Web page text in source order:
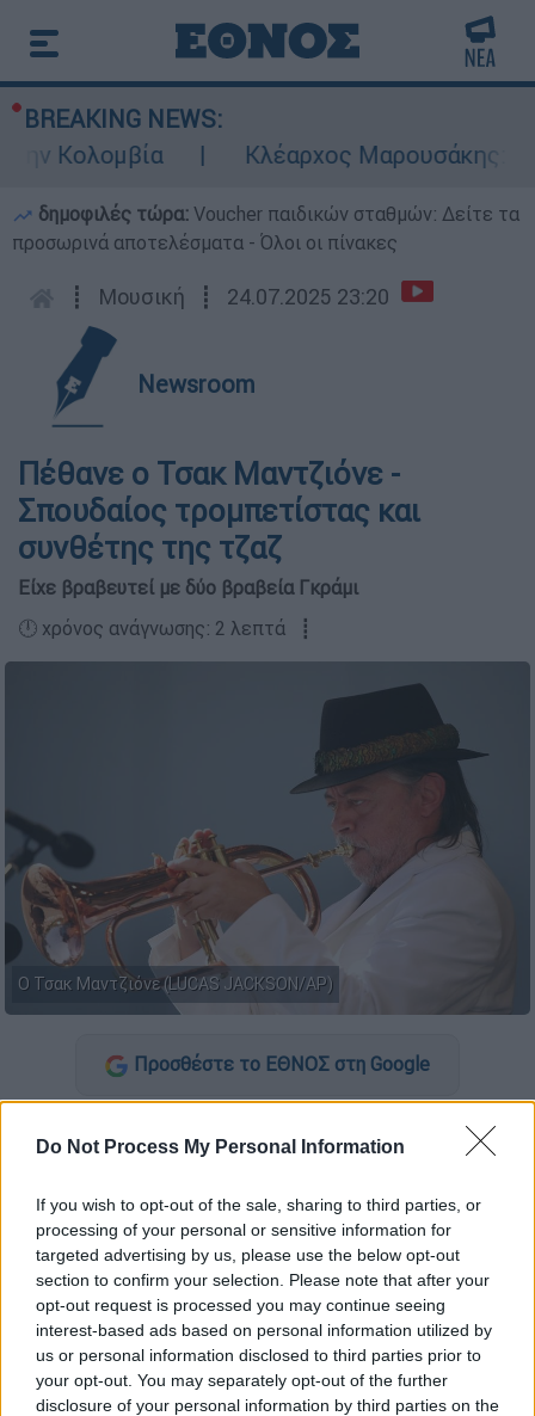
Do Not Process My Personal Information
If you wish to opt-out of the sale, sharing to third parties, or
processing of your personal or sensitive information for
targeted advertising by us, please use the below opt-out
section to confirm your selection. Please note that after your
opt-out request is processed you may continue seeing
interest-based ads based on personal information utilized by
us or personal information disclosed to third parties prior to
your opt-out. You may separately opt-out of the further
disclosure of your personal information by third parties on the
BREAKING NEWS:
Κολομβία
Κλέαρχος Μαρουσάκης:
δημοφιλές τώρα: Voucher παιδικών σταθμών: Δείτε τα
προσωρινά αποτελέσματα - Όλοι οι πίνακες
┋ Μουσική ┋ 24.07.2025 23:20
Newsroom
Πέθανε ο Τσακ Μαντζιόνε -
Σπουδαίος τρομπετίστας και
συνθέτης της τζαζ
Είχε βραβευτεί με δύο βραβεία Γκράμι
🕛 χρόνος ανάγνωσης: 2 λεπτά ┋
Ο Τσακ Μαντζιόνε (LUCAS JACKSON/AP)
Προσθέστε το ΕΘΝΟΣ στη Google
άφησε σε ηλικία 84
ετών ογνωστός τρομπετίσταςκαι
συνθέτης
της
τζαζ Τσακ Μαντζιόνε
Η είδηση έγινε γνωστή μέσωδελτίου τύπου
από γραφείο τελετών στοΡότσεστερτης
Νέας Υόρκης, με την οικογένεια του
μουσικού να δηλώνει «με βαθιά θλίψη ότι ο
Τσακ απεβίωσε ειρηνικά στον ύπνο του στο
σπίτι του στο Ρότσεστερ την Τρίτη (22/7)».